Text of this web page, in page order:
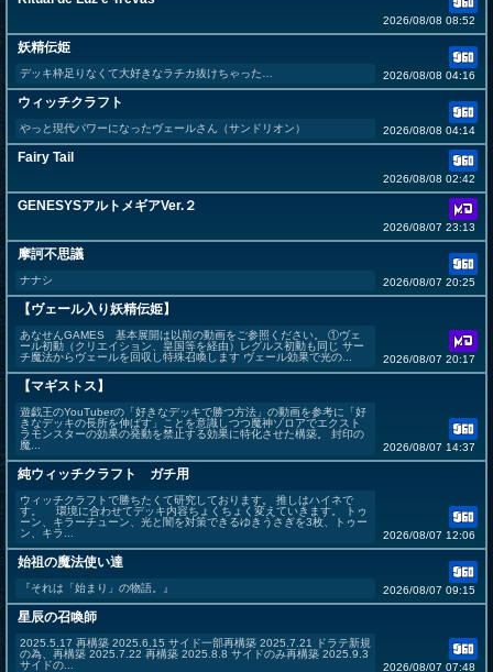
2026/08/08 08:52
妖精伝姫
デッキ枠足りなくて大好きなラチカ抜けちゃった… 2026/08/08 04:16
ウィッチクラフト
やっと現代パワーになったヴェールさん（サンドリオン） 2026/08/08 04:14
Fairy Tail
2026/08/08 02:42
GENESYSアルトメギアVer.２
2026/08/07 23:13
摩訶不思議
ナナシ 2026/08/07 20:25
【ヴェール入り妖精伝姫】
あなせんGAMES 基本展開は以前の動画をご参照ください。 ①ヴェ
ール初動（クリエイション、皇国等を経由）レグルス初動も同じ サー
チ魔法からヴェールを回収し特殊召喚します ヴェール効果で光の...
2026/08/07 20:17
【マギストス】
遊戯王のYouTuberの「好きなデッキで勝つ方法」の動画を参考に「好
きなデッキの長所を伸ばす」ことを意識しつつ魔神ゾロアでエクスト
ラモンスターの効果の発動を禁止する効果に特化させた構築。 封印の
魔...
2026/08/07 14:37
純ウィッチクラフト ガチ用
ウィッチクラフトで勝ちたくて研究しております。 推しはハイネで
す。 環境に合わせてデッキ内容ちょくちょく変えていきます。 トゥ
ーン、キラーチューン、光と闇を対策できるゆきうさぎを3枚、トゥー
ン、キラ...
2026/08/07 12:06
始祖の魔法使い達
『それは「始まり」の物語。』 2026/08/07 09:15
星辰の召喚師
2025.5.17 再構築 2025.6.15 サイド一部再構築 2025.7.21 ドラテ新規
の為、再構築 2025.7.22 再構築 2025.8.8 サイドのみ再構築 2025.9.3
サイドの...
2026/08/07 07:48